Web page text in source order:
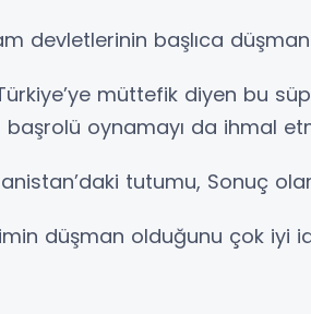
devletlerinin başlıca
müttefik diyen bu
başrolü oynamayı da ihmal
tutumu, Sonuç
düşman olduğunu çok iyi